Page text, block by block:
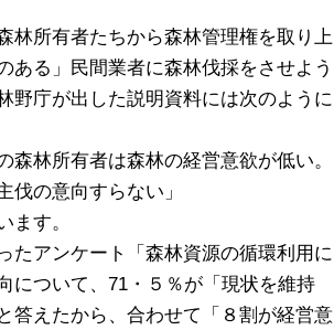
所有者たちから森林管理権を取り上
ある」民間業者に森林伐採をさせよう
野庁が出した説明資料には次のように
林所有者は森林の経営意欲が低い。
の意向すらない」
す。
アンケート「森林資源の循環利用に
について、71・５％が「現状を維持
答えたから、合わせて「８割が経営意